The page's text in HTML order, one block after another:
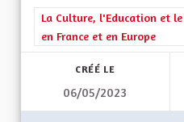
Filtrer les résultats de la
La Culture, l'Education et
en France et en Europe
CRÉÉ LE
06/05/2023